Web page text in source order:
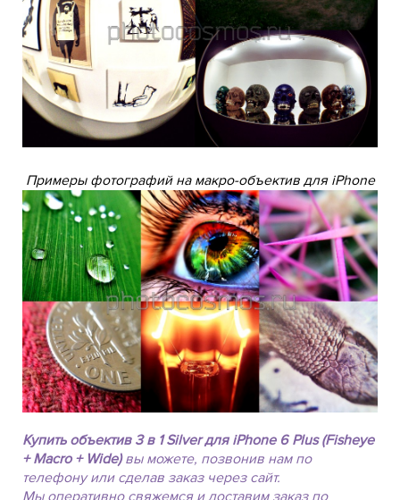
Примеры фотографий на макро-объектив для iPhone
Купить объектив 3 в 1 Silver для iPhone 6 Plus (Fisheye
+ Macro + Wide)вы можете, позвонив нам по
телефону или сделав заказ через сайт.